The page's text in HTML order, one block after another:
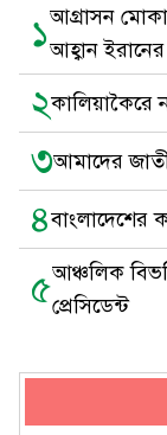
১আগ্রাসন
আহ্বান ইরানের
২কালিয়াকৈরে
৩আমাদের
৪বাংলাদেশের
৫আঞ্চলিক
প্রেসিডেন্ট